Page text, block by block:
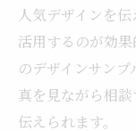
人気デザインを
活用するのが効
のデザインサン
真を見ながら相
伝えられます。